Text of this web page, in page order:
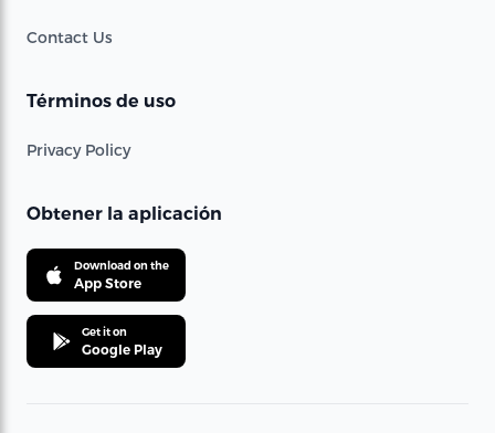
Contact Us
Términos de uso
Privacy Policy
Obtener la aplicación
Download on the
App Store
Get it on
Google Play